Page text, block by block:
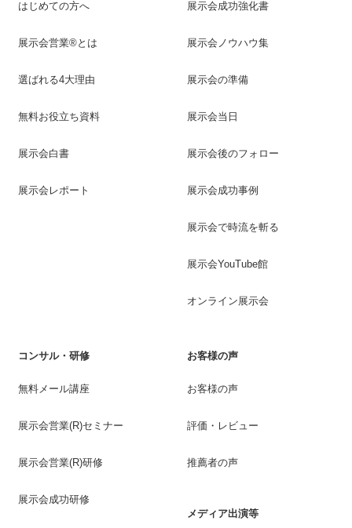
はじめての方へ
展示会営業®とは
選ばれる4大理由
無料お役立ち資料
展示会白書
展示会レポート
展示会成功強化書
展示会ノウハウ集
展示会の準備
展示会当日
展示会後のフォロー
展示会成功事例
展示会で時流を斬る
展示会YouTube館
オンライン展示会
コンサル・研修
無料メール講座
展示会営業(R)セミナー
展示会営業(R)研修
展示会成功研修
お客様の声
お客様の声
評価・レビュー
推薦者の声
メディア出演等